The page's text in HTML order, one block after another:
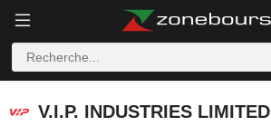
V.I.P. INDUSTRIES LIMITED
V.I.P. INDUSTRIES LIMITED